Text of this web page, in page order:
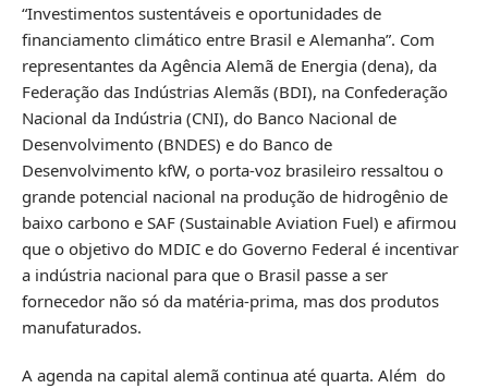
“Investimentos sustentáveis e oportunidades de
financiamento climático entre Brasil e Alemanha”. Com
representantes da Agência Alemã de Energia (dena), da
Federação das Indústrias Alemãs (BDI), na Confederação
Nacional da Indústria (CNI), do Banco Nacional de
Desenvolvimento (BNDES) e do Banco de
Desenvolvimento kfW, o porta-voz brasileiro ressaltou o
grande potencial nacional na produção de hidrogênio de
baixo carbono e SAF (Sustainable Aviation Fuel) e afirmou
que o objetivo do MDIC e do Governo Federal é incentivar
a indústria nacional para que o Brasil passe a ser
fornecedor não só da matéria-prima, mas dos produtos
manufaturados.
A agenda na capital alemã continua até quarta. Além do